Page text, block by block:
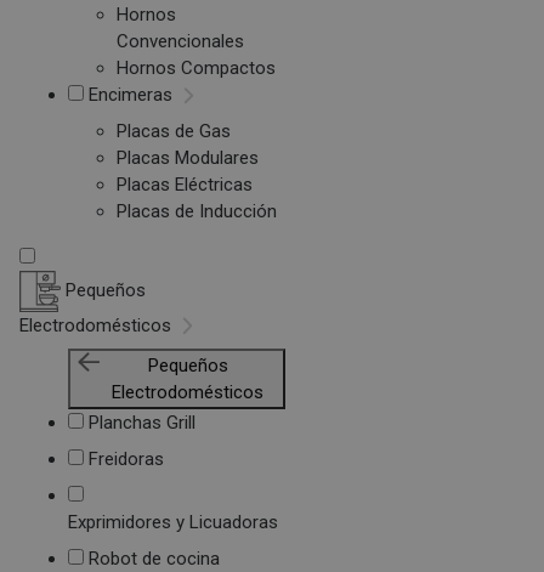
Hornos
Convencionales
Hornos Compactos
Encimeras
Placas de Gas
Placas Modulares
Placas Eléctricas
Placas de Inducción
Pequeños
Electrodomésticos
Pequeños
Electrodomésticos
Planchas Grill
Freidoras
Exprimidores y Licuadoras
Robot de cocina